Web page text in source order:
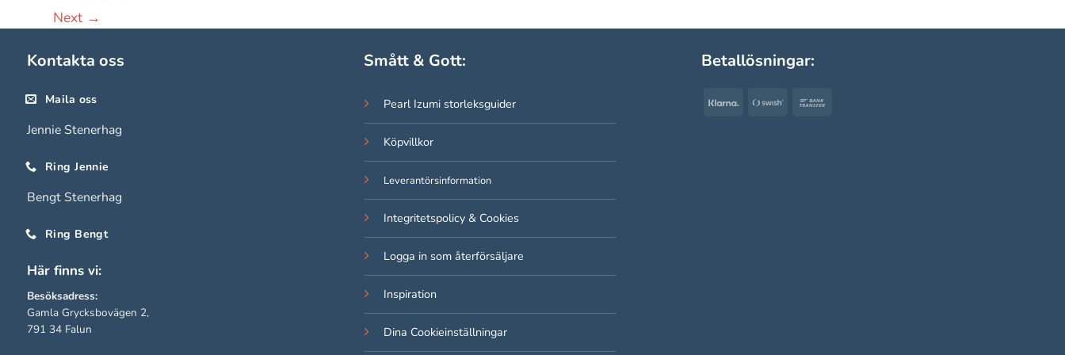
Next →
Kontakta oss
Maila oss
Jennie Stenerhag
Ring Jennie
Bengt Stenerhag
Ring Bengt
Här finns vi:
Besöksadress:
Gamla Grycksbovägen 2,
791 34 Falun
Smått & Gott:
Pearl Izumi storleksguider
Köpvillkor
Leverantörsinformation
Integritetspolicy & Cookies
Logga in som återförsäljare
Inspiration
Dina Cookieinställningar
Betallösningar:
Klarna Swish
används.
För att vår
prestera så
bra som
möjligt under
ditt besök.
de här
kommer viss
funktionalitet
att försvinna
från